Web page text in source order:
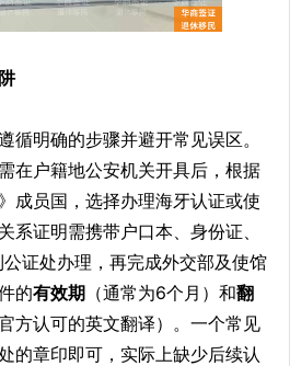
循明确的步骤并避开常见误区。
在户籍地公安机关开具后，根据
成员国，选择办理海牙认证或使
系证明需携带户口本、身份证、
证处办理，再完成外交部及使馆
的有效期 （通常为6个月）和翻
方认可的英文翻译）。一个常见
的章印即可，实际上缺少后续认